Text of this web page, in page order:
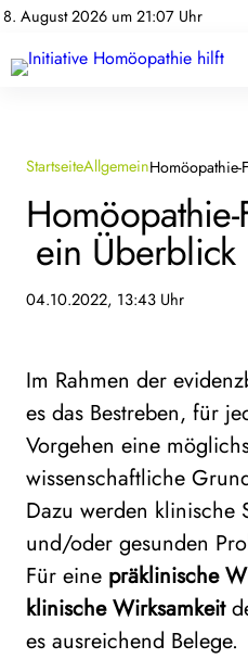
8. August 2026 um 21:07 Uhr
Homöopathie-News
Service
StartseiteAllgemein
ein Überblick
04.10.2022, 13:43 Uhr
Im Rahmen der
es das Bestreben, für
Vorgehen eine
wissenschaftliche
Dazu werden klinische
und/oder gesunden
Für eine präklinische
klinische Wirksamkeit
es ausreichend Belege.